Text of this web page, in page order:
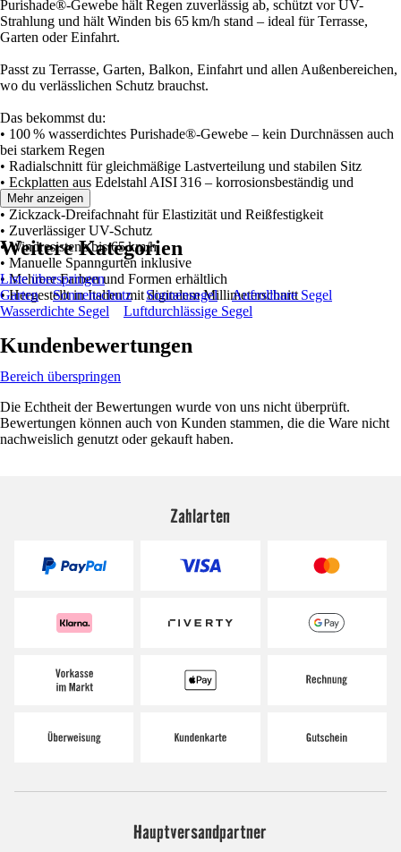
Purishade®-Gewebe hält Regen zuverlässig ab, schützt vor UV-
Strahlung und hält Winden bis 65 km/h stand – ideal für Terrasse,
Garten oder Einfahrt.
Passt zu Terrasse, Garten, Balkon, Einfahrt und allen Außenbereichen,
wo du verlässlichen Schutz brauchst.
Das bekommst du:
• 100 % wasserdichtes Purishade®-Gewebe – kein Durchnässen auch
bei starkem Regen
• Radialschnitt für gleichmäßige Lastverteilung und stabilen Sitz
• Eckplatten aus Edelstahl AISI 316 – korrosionsbeständig und
langlebig
• Zickzack-Dreifachnaht für Elastizität und Reißfestigkeit
• Zuverlässiger UV-Schutz
• Windresistenz bis 65 km/h
• Manuelle Spanngurten inklusive
• Mehrere Farben und Formen erhältlich
• Hergestellt in Italien mit digitalem Millimeterschnitt
Mehr anzeigen
Weitere Kategorien
Liste überspringen
Garten
Sonnenschutz Sonnensegel
Aufrollbare Segel
Wasserdichte Segel
Luftdurchlässige Segel
Kundenbewertungen
Bereich überspringen
Die Echtheit der Bewertungen wurde von uns nicht überprüft.
Bewertungen können auch von Kunden stammen, die die Ware nicht
nachweislich genutzt oder gekauft haben.
Zahlarten
Hauptversandpartner